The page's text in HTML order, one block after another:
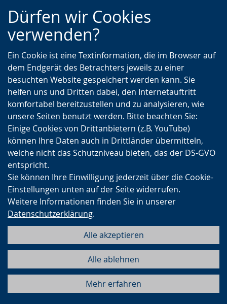
Zur
Hauptnavigation
Zur
Seitennavigation
Zum
Inhalt
Dürfen wir Cookies
verwenden?
Ein Cookie ist eine Textinformation, die im Browser auf
dem Endgerät des Betrachters jeweils zu einer
besuchten Website gespeichert werden kann. Sie
helfen uns und Dritten dabei, den Internetauftritt
komfortabel bereitzustellen und zu analysieren, wie
unsere Seiten benutzt werden. Bitte beachten Sie:
Einige Cookies von Drittanbietern (z.B. YouTube)
können Ihre Daten auch in Drittländer übermitteln,
welche nicht das Schutzniveau bieten, das der DS-GVO
entspricht.
Sie können Ihre Einwilligung jederzeit über die Cookie-
Einstellungen unten auf der Seite widerrufen.
Weitere Informationen finden Sie in unserer
Datenschutzerklärung.
Alle akzeptieren
Alle ablehnen
Mehr erfahren